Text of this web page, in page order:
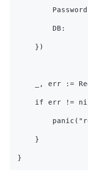
DB:
    })
_, err :=
if err !=
    }
}